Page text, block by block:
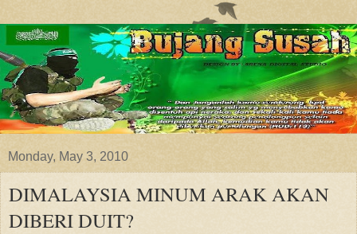
Monday, May 3, 2010
DIMALAYSIA MINUM ARAK AKAN
DIBERI DUIT?